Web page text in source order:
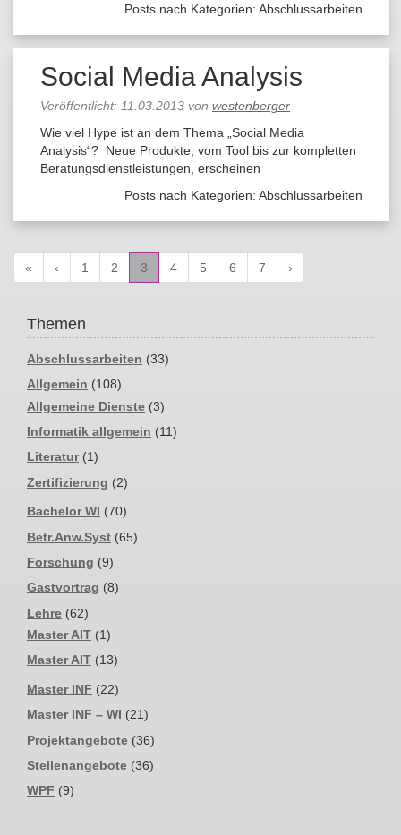
Posts nach Kategorien: Abschlussarbeiten
Social Media Analysis
Veröffentlicht: 11.03.2013 von westenberger
Wie viel Hype ist an dem Thema „Social Media
Analysis“? Neue Produkte, vom Tool bis zur kompletten
Beratungsdienstleistungen, erscheinen
Posts nach Kategorien: Abschlussarbeiten
« ‹ 1 2 3 4 5 6 7 ›
Themen
Abschlussarbeiten (33)
Allgemein (108)
Allgemeine Dienste (3)
Informatik allgemein (11)
Literatur(1)
Zertifizierung (2)
Bachelor WI (70)
Betr.Anw.Syst (65)
Forschung (9)
Gastvortrag (8)
Lehre (62)
Master AIT (1)
Master AIT (13)
Master INF (22)
Master INF – WI (21)
Projektangebote (36)
Stellenangebote (36)
WPF (9)